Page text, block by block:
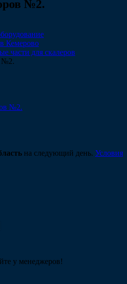
№2.
Кемерово
части для скалеров
№2.
на следующий день. Условия
у менеджеров!